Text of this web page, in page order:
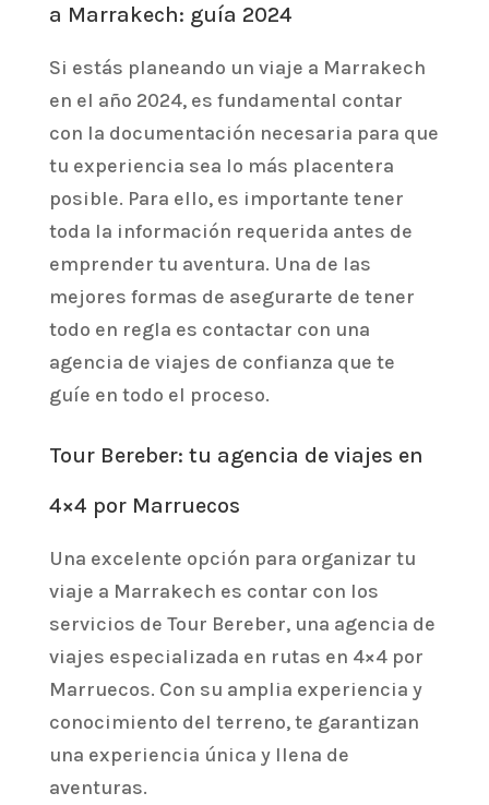
a Marrakech: guía 2024
Si estás planeando un viaje a Marrakech
en el año 2024, es fundamental contar
con la documentación necesaria para que
tu experiencia sea lo más placentera
posible. Para ello, es importante tener
toda la información requerida antes de
emprender tu aventura. Una de las
mejores formas de asegurarte de tener
todo en regla es contactar con una
agencia de viajes de confianza que te
guíe en todo el proceso.
Tour Bereber: tu agencia de viajes en
4×4 por Marruecos
Una excelente opción para organizar tu
viaje a Marrakech es contar con los
servicios de Tour Bereber, una agencia de
viajes especializada en rutas en 4×4 por
Marruecos. Con su amplia experiencia y
conocimiento del terreno, te garantizan
una experiencia única y llena de
aventuras.